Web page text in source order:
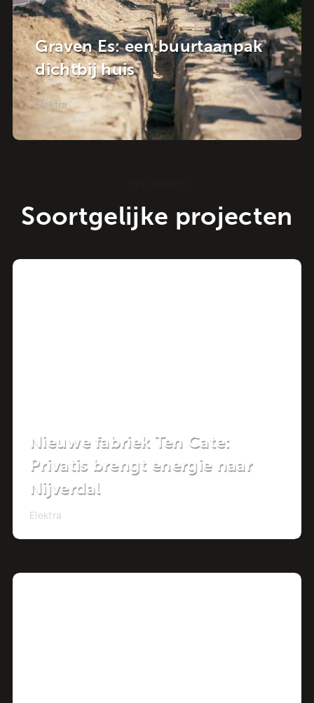
NuMeren gaat van start!
Elektra
Soortgelijke projecten
Nieuwe fabriek Ten Cate:
Privatis brengt energie naar
Nijverdal
Elektra